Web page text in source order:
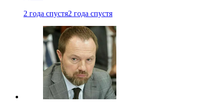
2 года спустя2 года спустя